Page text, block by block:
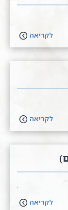
לקריאה
לקריאה
לקריאה